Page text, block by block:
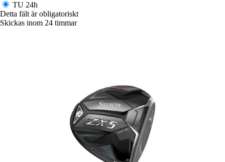
TU 24h
Detta fält är obligatoriskt
Skickas inom 24 timmar